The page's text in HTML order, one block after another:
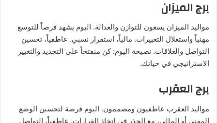
برج الميزان
مواليد الميزان يسعون للتوازن والعدالة. اليوم يشهد فرصاً للتوسع
مهنياً واستغلال التغييرات. مالياً، استقرار نسبي. عاطفياً، تحسين
التواصل والعلاقات. نصيحة اليوم: كن منفتحاً على التجديد والتغيير
الاستراتيجي في حياتك.
برج العقرب
مواليد العقرب عاطفيون ومصممون. اليوم فرصة لتحسين الوضع
المهني أو المالي، مع الحذر في اتخاذ القرارات. عاطفياً، التواصل